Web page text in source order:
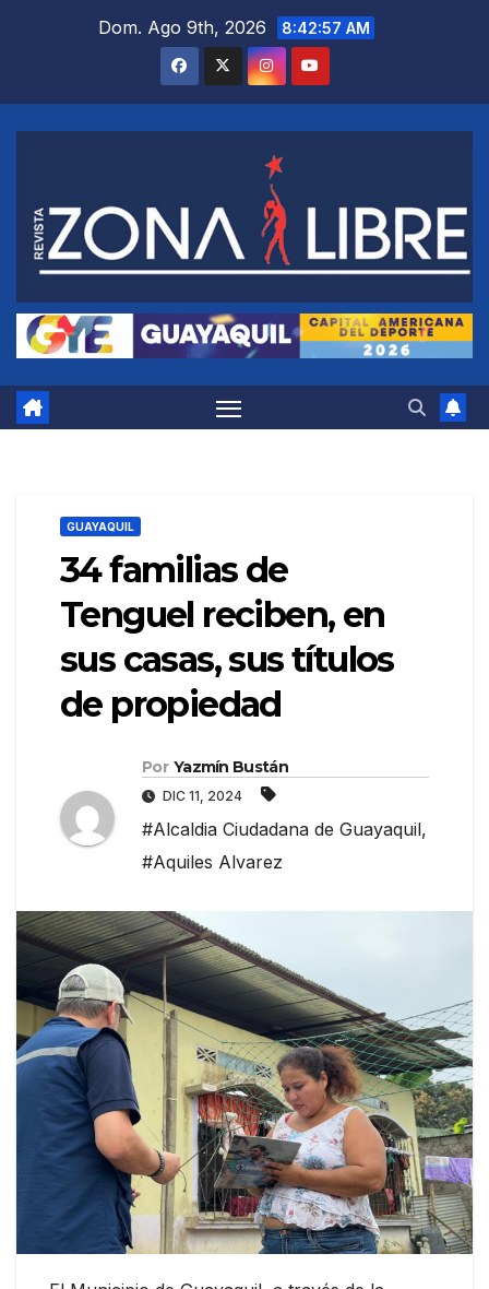
Dom. Ago 9th, 2026 8:42:58 AM
GUAYAQUIL
34 familias de
Tenguel reciben, en
sus casas, sus títulos
de propiedad
Por Yazmín Bustán
DIC 11, 2024
#Alcaldia Ciudadana de Guayaquil,
#Aquiles Alvarez